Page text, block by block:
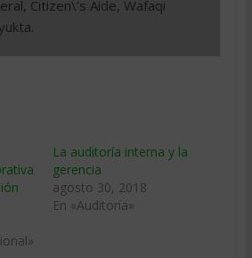
Citizen\’s Aide, Wafaqi
La auditoría interna y la
gerencia
agosto 30, 2018
En «Auditoría»